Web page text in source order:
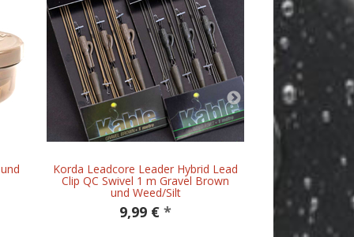
Korda Leadcore Leader Hybrid Lead
Clip QC Swivel 1 m Gravel Brown
und Weed/Silt
9,99 € *
Korda -